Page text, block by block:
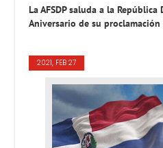
La AFSDP saluda a la
Aniversario de su
2021, FEB 27